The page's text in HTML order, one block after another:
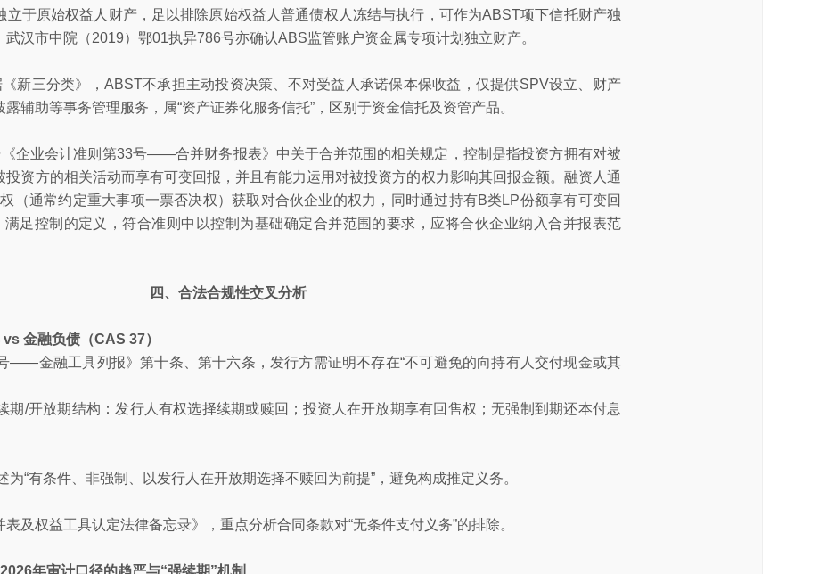
立于原始权益人财产，足以排除原始权益人普通债权人冻结与执行，可作为ABST项下信托财产独
汉市中院（2019）鄂01执异786号亦确认ABS监管账户资金属专项计划独立财产。
《新三分类》，ABST不承担主动投资决策、不对受益人承诺保本保收益，仅提供SPV设立、财产
辅助等事务管理服务，属“资产证券化服务信托”，区别于资金信托及资管产品。
《企业会计准则第33号——合并财务报表》中关于合并范围的相关规定，控制是指投资方拥有对被
资方的相关活动而享有可变回报，并且有能力运用对被投资方的权力影响其回报金额。融资人通
（通常约定重大事项一票否决权）获取对合伙企业的权力，同时通过持有B类LP份额享有可变回
足控制的定义，符合准则中以控制为基础确定合并范围的要求，应将合伙企业纳入合并报表范
四、合法合规性交叉分析
金融负债（CAS 37）
——金融工具列报》第十条、第十六条，发行方需证明不存在“不可避免的向持有人交付现金或其
期/开放期结构：发行人有权选择续期或赎回；投资人在开放期享有回售权；无强制到期还本付息
为“有条件、非强制、以发行人在开放期选择不赎回为前提”，避免构成推定义务。
及权益工具认定法律备忘录》，重点分析合同条款对“无条件支付义务”的排除。
年审计口径的趋严与“强续期”机制